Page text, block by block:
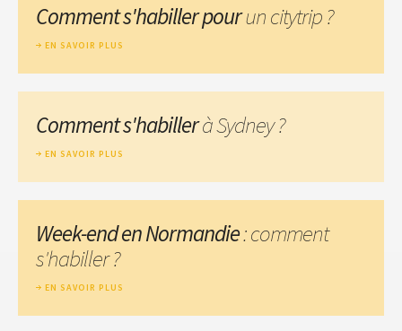
Comment s'habiller pourun citytrip ?
EN SAVOIR PLUS
Comment s'habillerà Sydney ?
EN SAVOIR PLUS
Week-end en Normandie: comment
s'habiller ?
EN SAVOIR PLUS